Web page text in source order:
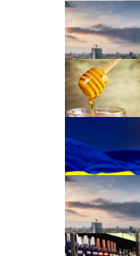
Украинцы
Жилье в
Украинский